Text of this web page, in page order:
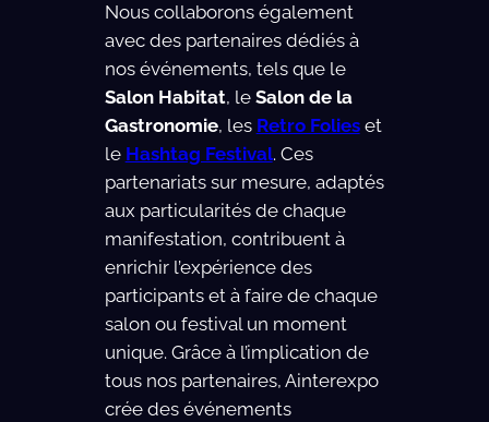
Nous collaborons également
avec des partenaires dédiés à
nos événements, tels que le
Salon Habitat, le Salon de la
Gastronomie, les Retro Folieset
le Hashtag Festival. Ces
partenariats sur mesure, adaptés
aux particularités de chaque
manifestation, contribuent à
enrichir l’expérience des
participants et à faire de chaque
salon ou festival un moment
unique. Grâce à l’implication de
tous nos partenaires, Ainterexpo
crée des événements